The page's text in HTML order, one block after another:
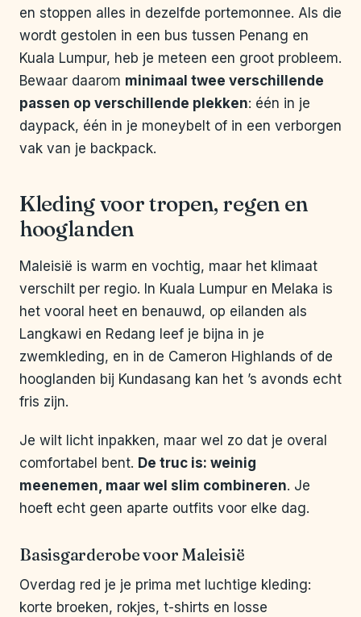
en stoppen alles in dezelfde portemonnee. Als die
wordt gestolen in een bus tussen Penang en
Kuala Lumpur, heb je meteen een groot probleem.
Bewaar daarom minimaal twee verschillende
passen op verschillende plekken: één in je
daypack, één in je moneybelt of in een verborgen
vak van je backpack.
Kleding voor tropen, regen en
hooglanden
Maleisië is warm en vochtig, maar het klimaat
verschilt per regio. In Kuala Lumpur en Melaka is
het vooral heet en benauwd, op eilanden als
Langkawi en Redang leef je bijna in je
zwemkleding, en in de Cameron Highlands of de
hooglanden bij Kundasang kan het ’s avonds echt
fris zijn.
Je wilt licht inpakken, maar wel zo dat je overal
comfortabel bent. De truc is: weinig
meenemen, maar wel slim combineren. Je
hoeft echt geen aparte outfits voor elke dag.
Basisgarderobe voor Maleisië
Overdag red je je prima met luchtige kleding:
korte broeken, rokjes, t-shirts en losse